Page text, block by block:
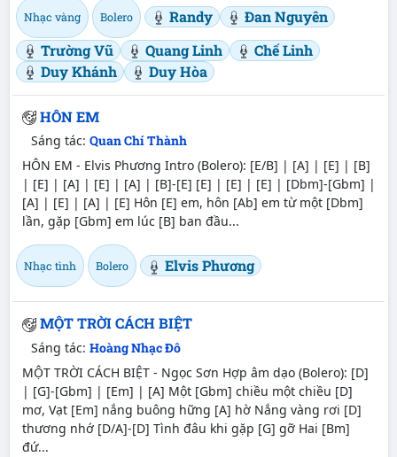
Nhạc vàng Bolero Randy
Đan Nguyên
Trường Vũ
Quang Linh
Chế Linh
Duy Khánh
Duy Hòa
HÔN EM
Sáng tác: Quan Chí Thành
HÔN EM - Elvis Phương Intro (Bolero): [E/B] | [A] | [E] | [B]
| [E] | [A] | [E] | [A] | [B]-[E] [E] | [E] | [E] | [Dbm]-[Gbm] |
[A] | [E] | [A] | [E] Hôn [E] em, hôn [Ab] em từ một [Dbm]
lần, gặp [Gbm] em lúc [B] ban đầu...
Nhạc tình Bolero Elvis Phương
MỘT TRỜI CÁCH BIỆT
Sáng tác: Hoàng Nhạc Đô
MỘT TRỜI CÁCH BIỆT - Ngọc Sơn Hợp âm dạo (Bolero): [D]
| [G]-[Gbm] | [Em] | [A] Một [Gbm] chiều một chiều [D]
mơ, Vạt [Em] nắng buông hững [A] hờ Nắng vàng rơi [D]
thương nhớ [D/A]-[D] Tình đâu khi gặp [G] gỡ Hai [Bm]
đứ...